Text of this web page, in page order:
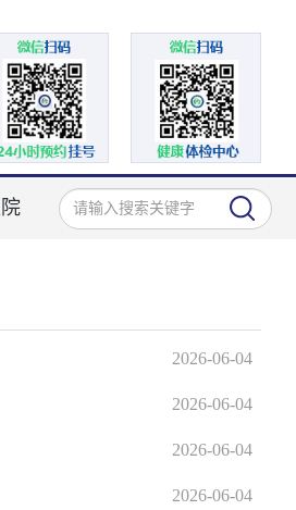
2026-06-04
2026-06-04
2026-06-04
2026-06-04